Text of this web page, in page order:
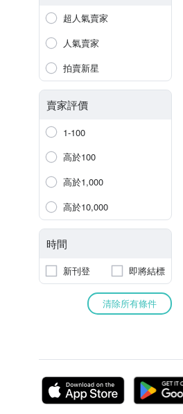
超人氣賣家
人氣賣家
拍賣新星
賣家評價
1-100
高於100
高於1,000
高於10,000
時間
新刊登 即將結標
清除所有條件